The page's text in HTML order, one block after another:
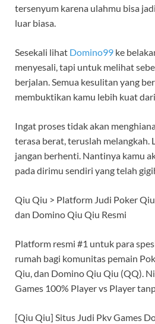
tersenyum karena ulahmu bisa
luar biasa.
Sesekali lihat Domino99 ke
menyesali, tapi untuk melihat
berjalan. Semua kesulitan yang
membuktikan kamu lebih kuat
Ingat proses tidak akan
terasa berat, teruslah melangkah.
jangan berhenti. Nantinya kamu
pada dirimu sendiri yang telah
Qiu Qiu > Platform Judi Poker
dan Domino Qiu Qiu Resmi
Platform resmi #1 untuk para
rumah bagi komunitas pemain
Qiu, dan Domino Qiu Qiu (QQ).
Games 100% Player vs Player
[Qiu Qiu] Situs Judi Pkv Games